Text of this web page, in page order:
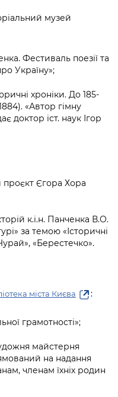
музей
Фестиваль поезії та
Україну»;
хроніки. До 185-
«Автор гімну
доктор іст. наук Ігор
проєкт Єгора Хора
к.і.н. Панченка В.О.
за темою «Історичні
«Берестечко».
міста Києва :
грамотності»;
майстерня
на надання
членам їхніх родин